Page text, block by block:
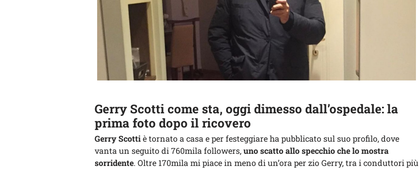
Gerry Scotti come sta, oggi dimesso dall’ospedale: la
prima foto dopo il ricovero
Gerry Scottiè tornato a casa e per festeggiare ha pubblicato sul suo profilo, dove
vanta un seguito di 760mila followers,uno scatto allo specchio che lo mostra
sorridente. Oltre 170mila mi piace in meno di un’ora per zio Gerry, tra i conduttori più